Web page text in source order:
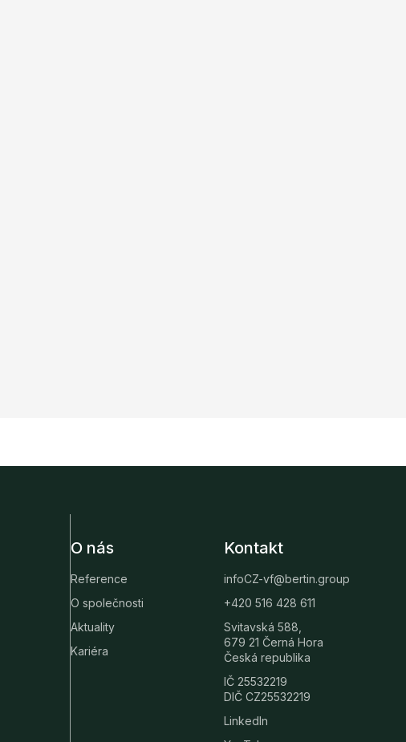
O nás
Reference
O společnosti
Aktuality
Kariéra
Kontakt
infoCZ-vf@bertin.group
+420 516 428 611
Svitavská 588,
679 21 Černá Hora
Česká republika
IČ 25532219
DIČ CZ25532219
LinkedIn